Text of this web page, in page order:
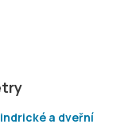
a dveřní